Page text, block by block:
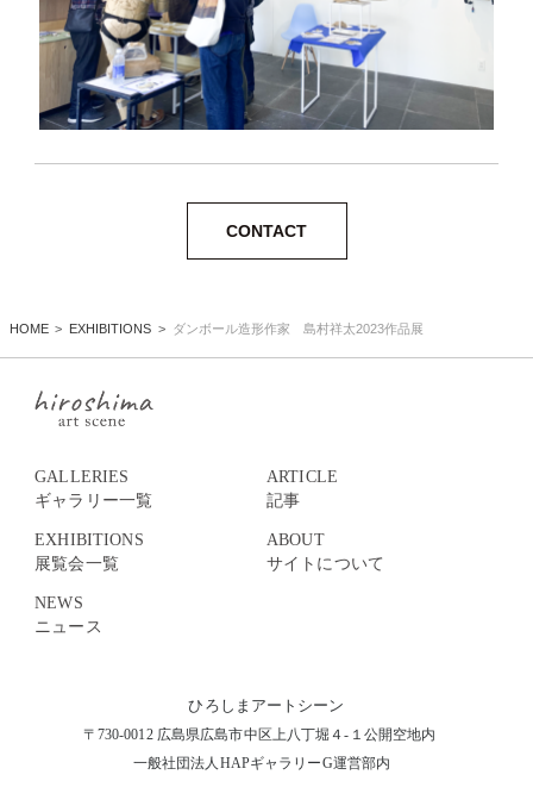
CONTACT
HOME EXHIBITIONS ダンボール造形作家 島村祥太2023作品展
ひろしまアートシーン
〒730-0012 広島県広島市中区上八丁堀４-１公開空地内
一般社団法人HAPギャラリーG運営部内
GALLERIES
ギャラリー一覧
EXHIBITIONS
展覧会一覧
NEWS
ニュース
ARTICLE
記事
ABOUT
サイトについて